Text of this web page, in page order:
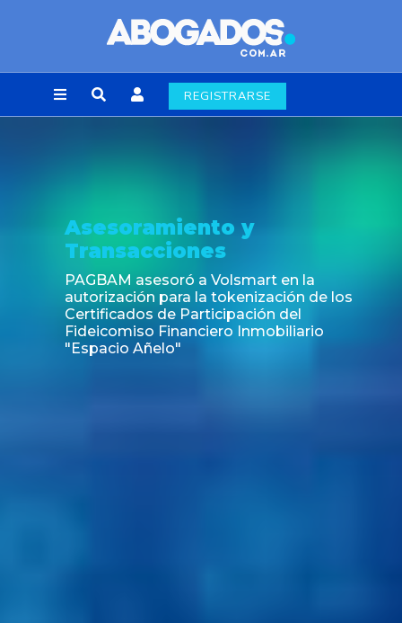
REGISTRARSE
Asesoramiento y
Transacciones
PAGBAM asesoró a Volsmart en la
autorización para la tokenización de los
Certificados de Participación del
Fideicomiso Financiero Inmobiliario
"Espacio Añelo"